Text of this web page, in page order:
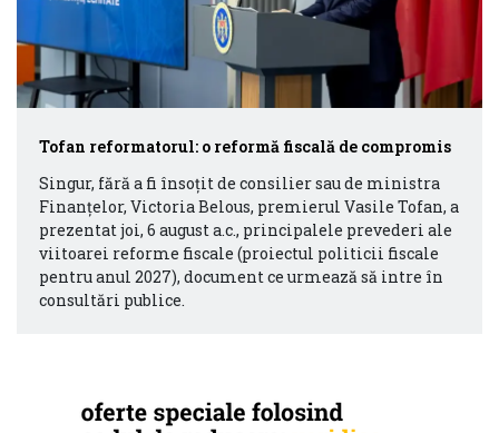
Tofan reformatorul: o reformă fiscală de compromis
Singur, fără a fi însoțit de consilier sau de ministra
Finanțelor, Victoria Belous, premierul Vasile Tofan, a
prezentat joi, 6 august a.c., principalele prevederi ale
viitoarei reforme fiscale (proiectul politicii fiscale
pentru anul 2027), document ce urmează să intre în
consultări publice.